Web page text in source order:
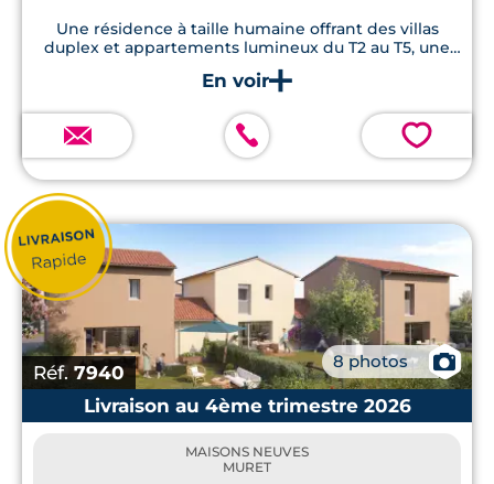
Une résidence à taille humaine offrant des villas
duplex et appartements lumineux du T2 au T5, une
adresse idéale pour habiter ou investir à Blagnac.
💗
Réf. 7940 8 photos
📷
Livraison au 4ème trimestre 2026
MAISONS NEUVES
MURET